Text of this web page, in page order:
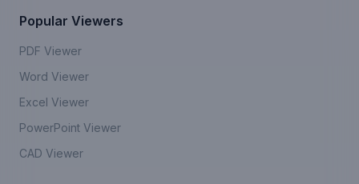
Popular Viewers
PDF Viewer
Word Viewer
Excel Viewer
PowerPoint Viewer
CAD Viewer